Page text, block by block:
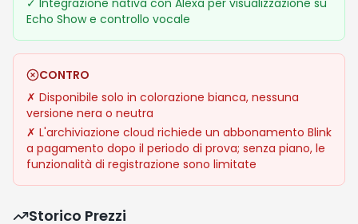
✓ Integrazione nativa con Alexa per visualizzazione su
Echo Show e controllo vocale
CONTRO
✗ Disponibile solo in colorazione bianca, nessuna
versione nera o neutra
✗ L'archiviazione cloud richiede un abbonamento Blink
a pagamento dopo il periodo di prova; senza piano, le
funzionalità di registrazione sono limitate
Storico Prezzi